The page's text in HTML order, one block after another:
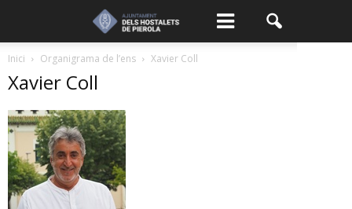
Inici Organigrama de l’ens Xavier Coll
Xavier Coll